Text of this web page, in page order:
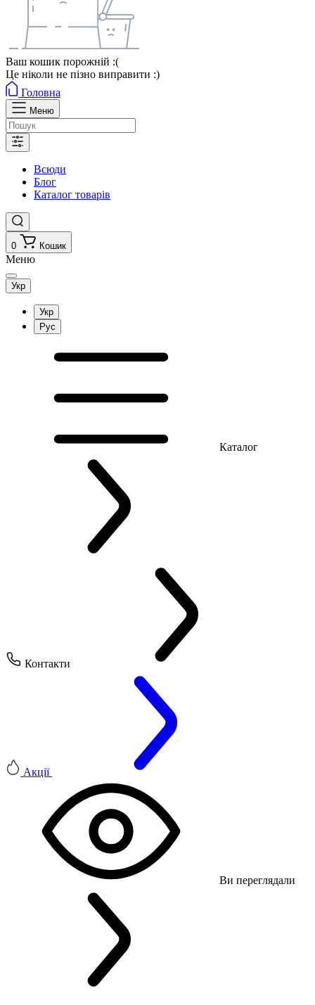
Ваш кошик порожній :(
Це ніколи не пізно виправити :)
Головна
Меню
Всюди
Блог
Каталог товарів
0 Кошик
Меню
Укр
Укр
Рус
Каталог
Контакти
Акції
Ви переглядали